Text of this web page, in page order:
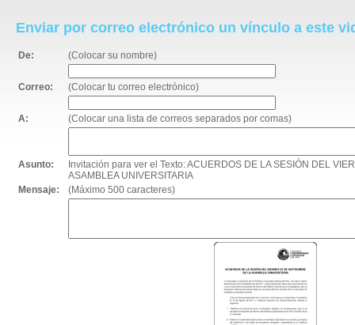
Enviar por correo electrónico un vínculo a este
De: (Colocar su nombre)
Correo: (Colocar tu correo electrónico)
A: (Colocar una lista de correos separados por comas)
Asunto:
Invitación para ver el Texto: ACUERDOS DE LA SESIÓN DEL
ASAMBLEA UNIVERSITARIA
Mensaje:
(Máximo 500 caracteres)